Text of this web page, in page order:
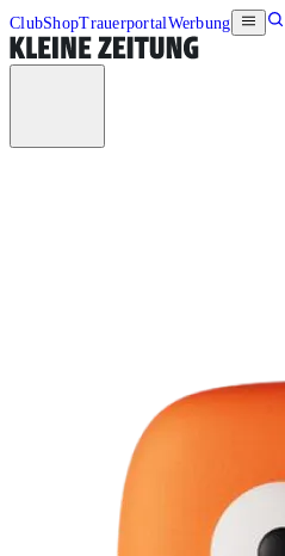
ClubShopTrauerportalWerbung